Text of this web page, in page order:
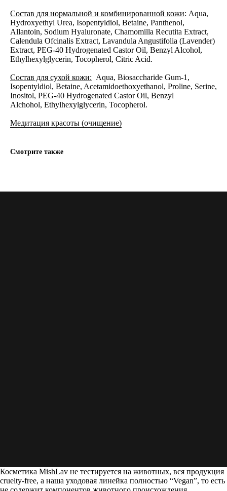
Состав для нормальной и комбинированной кожи: Aqua,
Hydroxyethyl Urea, Isopentyldiol, Betaine, Panthenol,
Allantoin, Sodium Hyaluronate, Chamomilla Recutita Extract,
Calendula Ofcinalis Extract, Lavandula Angustifolia (Lavender)
Extract, PEG-40 Hydrogenated Castor Oil, Benzyl Alcohol,
Ethylhexylglycerin, Tocopherol, Citric Acid.
Состав для сухой кожи: Aqua, Biosaccharide Gum-1,
Isopentyldiol, Betaine, Acetamidoethoxyethanol, Proline, Serine,
Inositol, PEG-40 Hydrogenated Castor Oil, Benzyl
Alchohol, Ethylhexylglycerin, Tocopherol.
Медитация красоты (очищение)
Смотрите также
Косметика MishLav не тестируется на животных, вся продукция
cruelty-free, а наша уходовая линейка полностью “Vegan”, то есть